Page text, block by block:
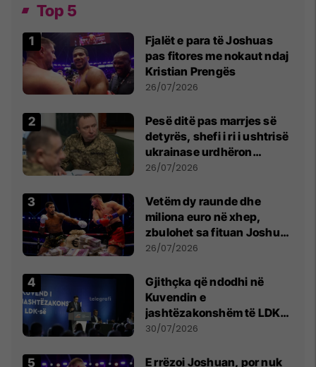
Top 5
Fjalët e para të Joshuas
pas fitores me nokaut ndaj
Kristian Prengës
26/07/2026
Pesë ditë pas marrjes së
detyrës, shefi i ri i ushtrisë
ukrainase urdhëron
kontroll të madh
26/07/2026
Vetëm dy raunde dhe
miliona euro në xhep,
zbulohet sa fituan Joshua
e Prenga
26/07/2026
Gjithçka që ndodhi në
Kuvendin e
jashtëzakonshëm të LDK-
së
30/07/2026
E rrëzoi Joshuan, por nuk